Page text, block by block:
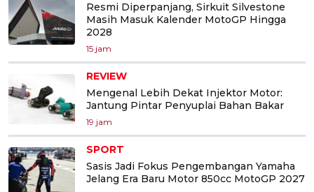
Resmi Diperpanjang, Sirkuit Silvestone
Masih Masuk Kalender MotoGP Hingga
2028
15 jam
REVIEW
Mengenal Lebih Dekat Injektor Motor:
Jantung Pintar Penyuplai Bahan Bakar
19 jam
SPORT
Sasis Jadi Fokus Pengembangan Yamaha
Jelang Era Baru Motor 850cc MotoGP 2027